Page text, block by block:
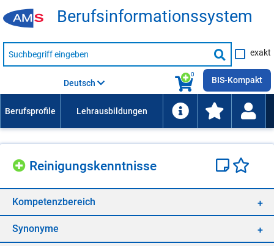
Be­rufs­in­for­ma­ti­ons­sys­tem
Suche
nach
Suche
starten
exakt
0
Deutsch BIS-Kompakt
Rei­ni­gungs­kennt­nis­se
Kom­pe­tenz­be­reich
Syn­ony­me